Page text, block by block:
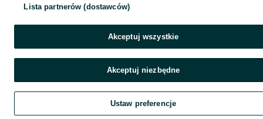
Szukaj Obserwujesz Dodaj Czat
Lista partnerów (dostawców)
Akceptuj wszystkie
Akceptuj niezbędne
Ustaw preferencje